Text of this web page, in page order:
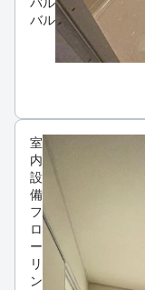
バルコニー
バルコニー
室
内
設
備
フ
ロ
ー
リ
ン